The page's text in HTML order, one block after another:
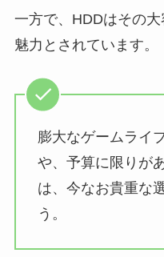
一方で、HDDはその
魅力とされています。
膨大なゲームライ
や、予算に限りが
は、今なお貴重な
う。